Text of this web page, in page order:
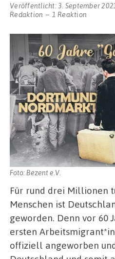
Veröffentlicht:3. September
Redaktion
1 Reaktion
Foto: Bezent e.V.
Für rund drei Millionen
Menschen ist
geworden. Denn vor 60
ersten
offiziell angeworben